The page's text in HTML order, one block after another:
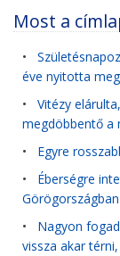
Most a
•
éve nyitotta
• Vitézy
megdöbbentő a
• Egyre
• Éberségre
• Nagyon
vissza akar